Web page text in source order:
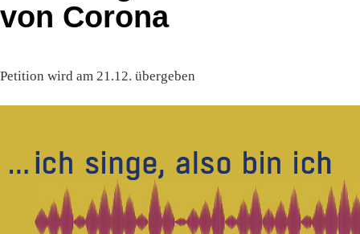
von Corona
Petition wird am 21.12. übergeben